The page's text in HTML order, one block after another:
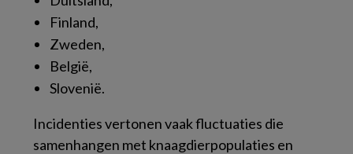
Finland,
Zweden,
België,
Slovenië.
Incidenties vertonen vaak fluctuaties die
samenhangen met knaagdierpopulaties en